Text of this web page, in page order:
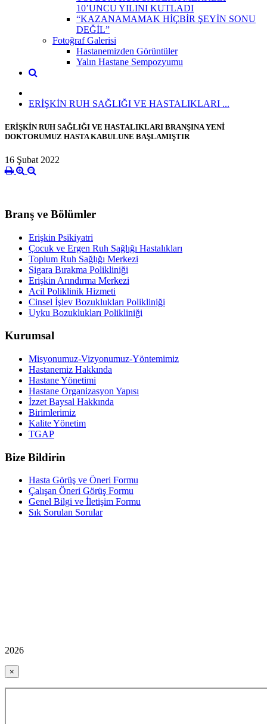
10’UNCU YILINI KUTLADI
“KAZANAMAMAK HİÇBİR ŞEYİN SONU
DEĞİL”
Fotoğraf Galerisi
Hastanemizden Görüntüler
Yalın Hastane Sempozyumu
ERİŞKİN RUH SAĞLIĞI VE HASTALIKLARI ...
ERİŞKİN RUH SAĞLIĞI VE HASTALIKLARI BRANŞINA YENİ
DOKTORUMUZ HASTA KABULUNE BAŞLAMIŞTIR
16 Şubat 2022
Branş ve Bölümler
Erişkin Psikiyatri
Çocuk ve Ergen Ruh Sağlığı Hastalıkları
Toplum Ruh Sağlığı Merkezi
Sigara Bırakma Polikliniği
Erişkin Arındırma Merkezi
Acil Poliklinik Hizmeti
Cinsel İşlev Bozuklukları Polikliniği
Uyku Bozuklukları Polikliniği
Kurumsal
Misyonumuz-Vizyonumuz-Yöntemimiz
Hastanemiz Hakkında
Hastane Yönetimi
Hastane Organizasyon Yapısı
İzzet Baysal Hakkında
Birimlerimiz
Kalite Yönetim
TGAP
Bize Bildirin
Hasta Görüş ve Öneri Formu
Çalışan Öneri Görüş Formu
Genel Bilgi ve İletişim Formu
Sık Sorulan Sorular
2026
×